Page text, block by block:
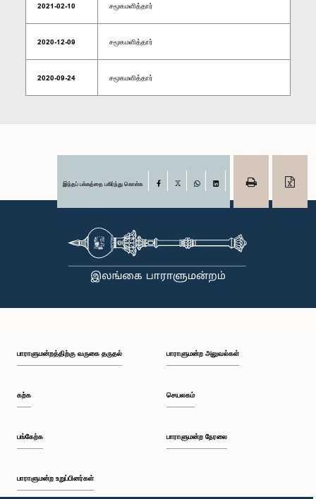
2021-02-10 சமூகமளித்தார்
2020-12-09 சமூகமளித்தார்
2020-09-24 சமூகமளித்தார்
இந்தப் பக்கத்தை பகிர்ந்து கொள்க Facebook
பாராளுமன்றத்திற்கு வருகை தருதல்
கற்க
பங்கேற்க
பாராளுமன்ற உறுப்பினர்கள்
பாராளுமன்ற அலுவல்கள்
செயலகம்
பாராளுமன்ற நேரலை